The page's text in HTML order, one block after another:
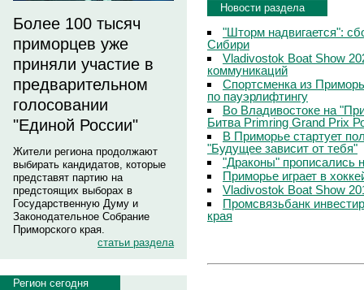
Более 100 тысяч
приморцев уже
приняли участие в
предварительном
голосовании
"Единой России"
Жители региона продолжают
выбирать кандидатов, которые
представят партию на
предстоящих выборах в
Государственную Думу и
Законодательное Собрание
Приморского края.
статьи раздела
Регион сегодня
Новости раздела
"Шторм надвигается":
Сибири
Vladivostok Boat Show
коммуникаций
Спортсменка из
по пауэрлифтингу
Во Владивостоке на
Битва Primring Grand Prix
В Приморье стартует
"Будущее зависит от тебя"
"Драконы" прописались
Приморье играет в
Vladivostok Boat Show
Промсвязьбанк
края